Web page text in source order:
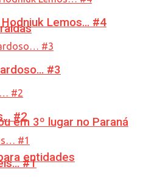
em 3º lugar no Paraná
entidades
Lemos… #4
#3
#2
#1